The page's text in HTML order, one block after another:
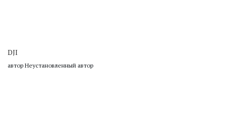
DJI
автор Неустановленный автор